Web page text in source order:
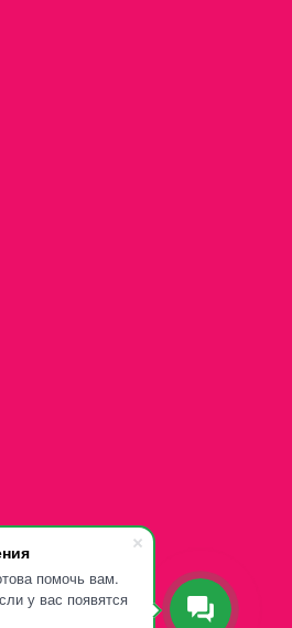
помочь вам.
у вас появятся